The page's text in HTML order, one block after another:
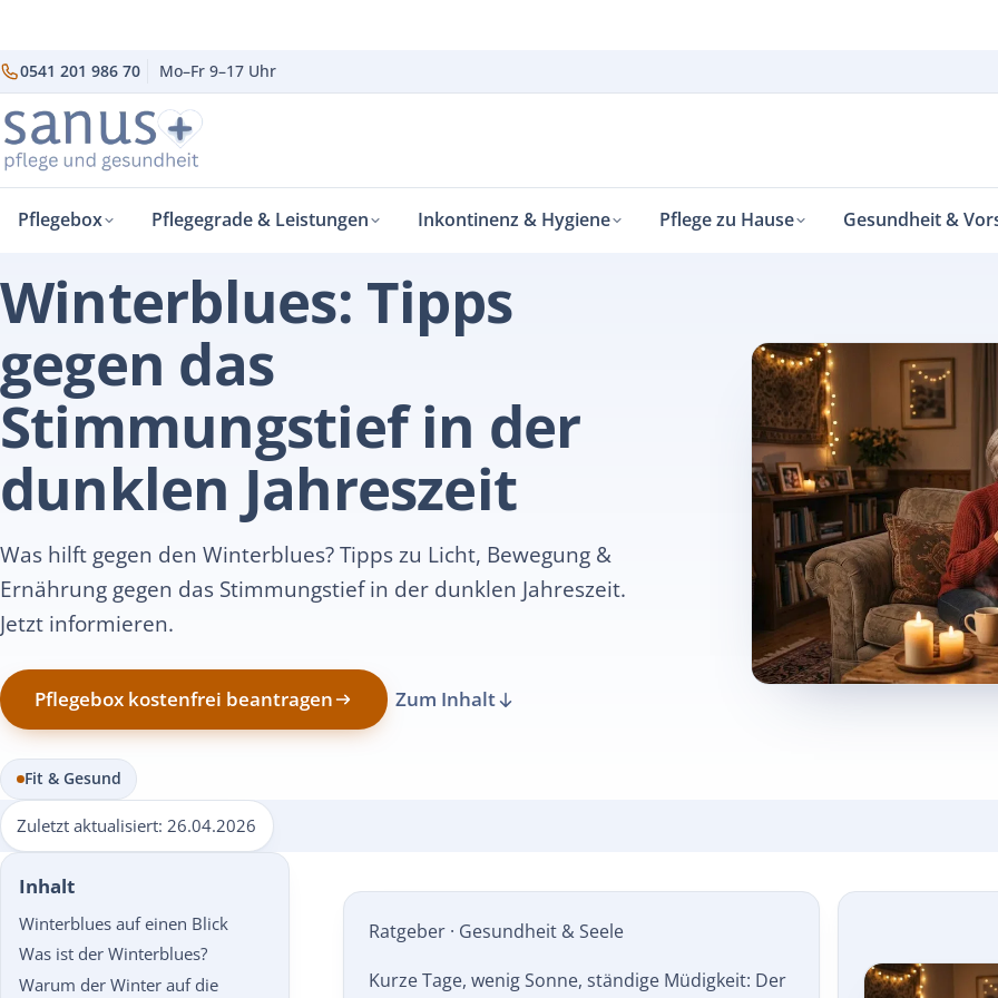
Pflegebox Pflegegrade & Leistungen
sanus+›Fit & Gesund› Winterblues – Tipps gegen das Stimmungstief
Winterblues: Tipps
gegen das
Stimmungstief in der
dunklen Jahreszeit
Was hilft gegen den Winterblues? Tipps zu Licht, Bewegung &
Ernährung gegen das Stimmungstief in der dunklen Jahreszeit.
Jetzt informieren.
Pflegebox kostenfrei beantragen Zum Inhalt
Fit & Gesund
Zuletzt aktualisiert:26.04.2026
Inhalt
Winterblues auf einen Blick
Was ist der Winterblues?
Warum der Winter auf die
Ratgeber · Gesundheit & Seele
Kurze Tage, wenig Sonne, ständige Müdigkeit: Der